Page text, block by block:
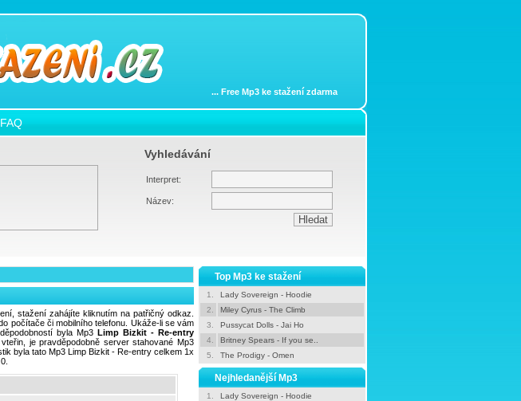
... Free Mp3 ke stažení zdarma
FAQ
Vyhledávání
Interpret:
Název:
stažení zahájíte kliknutím na patřičný odkaz.
počítače či mobilního telefonu. Ukáže-li se vám
byla Mp3Limp Bizkit - Re-entry
je pravděpodobně server stahované Mp3
byla tato Mp3 Limp Bizkit - Re-entry celkem 1x
Top Mp3 ke stažení
1.
Lady Sovereign - Hoodie
2.
Miley Cyrus - The Climb
3.
Pussycat Dolls - Jai Ho
4.
Britney Spears - If you se..
5.
The Prodigy - Omen
Nejhledanější Mp3
1.
Lady Sovereign - Hoodie